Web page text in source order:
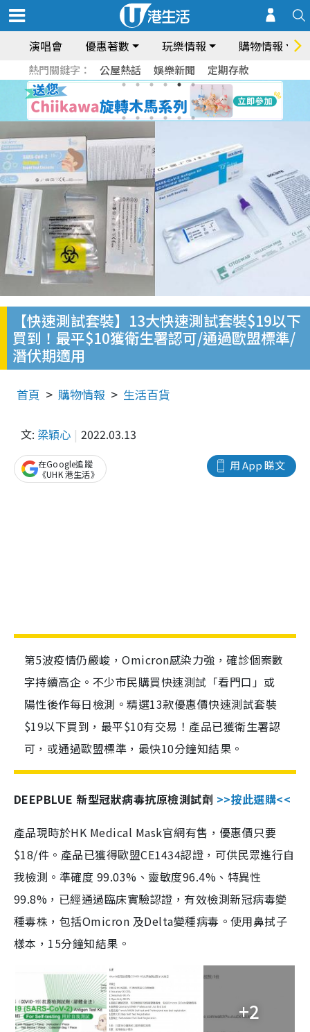
演唱會 優惠著數 玩樂情報 購物情報
熱門關鍵字： 公屋熱話 娛樂新聞 定期存款
【快速測試套裝】13大快速測試套裝$19以下
買到！最平$10獲衛生署認可/通過歐盟標準/
潛伏期適用
首頁 購物情報 生活百貨
文: 梁穎心 2022.03.13
用 App 睇文
在Google追蹤
《UHK 港生活》
第5波疫情仍嚴峻，Omicron感染力強，確診個案數
字持續高企。不少市民購買快速測試「看門口」或
陽性後作每日檢測。精選13款優惠價快速測試套裝
$19以下買到，最平$10有交易！產品已獲衛生署認
可，或通過歐盟標準，最快10分鐘知結果。
DEEPBLUE 新型冠狀病毒抗原檢測試劑 >>按此選購<<
產品現時於HK Medical Mask官網有售，優惠價只要
$18/件。產品已獲得歐盟CE1434認證，可供民眾進行自
我檢測。準確度 99.03%、靈敏度96.4%、特異性
99.8%，已經通過臨床實驗認證，有效檢測新冠病毒變
種毒株，包括Omicron 及Delta變種病毒。使用鼻拭子
樣本，15分鐘知結果。
+2